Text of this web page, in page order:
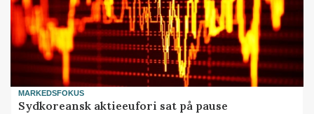
MARKEDSFOKUS
Sydkoreansk aktieeufori sat på pause